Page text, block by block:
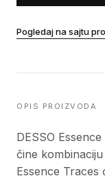
Pogledaj na sajtu
OPIS PROIZVODA
DESSO
čine
Essence Traces